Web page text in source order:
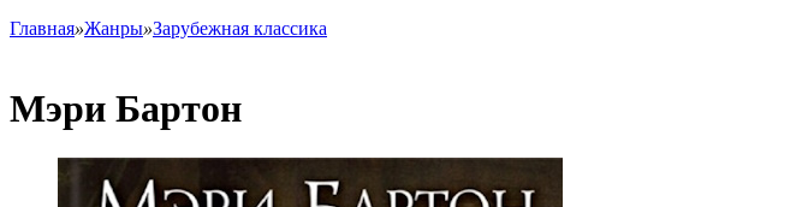
Главная»Жанры»Зарубежная классика
Мэри Бартон